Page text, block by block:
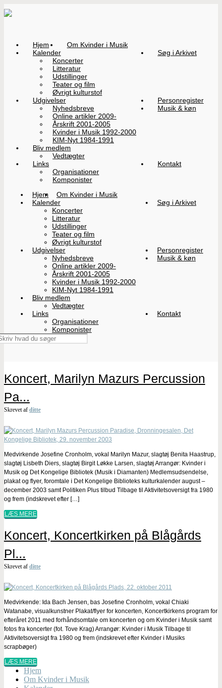
Hjem
Om Kvinder i Musik
Kalender
Koncerter
Litteratur
Udstillinger
Teater og film
Øvrigt kulturstof
Søg i Arkivet
Udgivelser
Nyhedsbreve
Online artikler 2009-
Årskrift 2001-2005
Kvinder i Musik 1992-2000
KIM-Nyt 1984-1991
Personregister
Musik & køn
Bliv medlem
Vedtægter
Links
Organisationer
Komponister
Kontakt
Hjem
Om Kvinder i Musik
Kalender
Koncerter
Litteratur
Udstillinger
Teater og film
Øvrigt kulturstof
Søg i Arkivet
Udgivelser
Nyhedsbreve
Online artikler 2009-
Årskrift 2001-2005
Kvinder i Musik 1992-2000
KIM-Nyt 1984-1991
Personregister
Musik & køn
Bliv medlem
Vedtægter
Links
Organisationer
Komponister
Kontakt
Koncert, Marilyn Mazurs Percussion
Pa...
Skrevet af ditte
Medvirkende Josefine Cronholm, vokal Marilyn Mazur, slagtøj Benita Haastrup,
slagtøj Lisbeth Diers, slagtøj Birgit Løkke Larsen, slagtøj Arrangør: Kvinder i
Musik og Det Kongelige Bibliotek (Musik i Diamanten) Medlemsudsendelse,
plakat og flyer, foromtale i Det Kongelige Biblioteks kulturkalender august –
december 2003 samt Politiken Plus tilbud Tilbage til Aktivitetsoversigt fra 1980
og frem (indskrevet efter […]
LÆS MERE
Koncert, Koncertkirken på Blågårds
Pl...
Skrevet af ditte
Medvirkende: Ida Bach Jensen, bas Josefine Cronholm, vokal Chiaki
Watanabe, visualkunstner Plakat/flyer for koncerten, Koncertkirkens program for
efteråret 2011 med forhåndsomtale om koncerten og om Kvinder i Musik samt
fotos fra koncerter (fot. Tove Krag) Arrangør: Kvinder i Musik Tilbage til
Aktivitetsoversigt fra 1980 og frem (indskrevet efter Kvinder i Musiks
scrapbøger)
LÆS MERE
Hjem
Om Kvinder i Musik